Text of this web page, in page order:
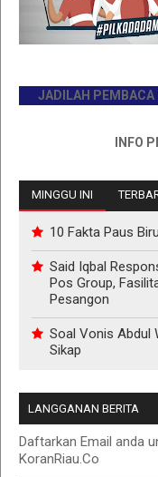
JADILAH PEMBACA
INFO
MINGGU INI
10 Fakta Paus
Said Iqbal
Pos Group,
Pesangon
Soal Vonis Abdul
Sikap
LANGGANAN BERITA
Daftarkan Email anda
KoranRiau.Co